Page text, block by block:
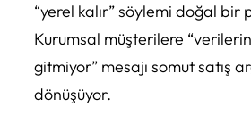
“yerel kalır” söylemi doğal bir
Kurumsal müşterilere
gitmiyor” mesajı somut satış
dönüşüyor.